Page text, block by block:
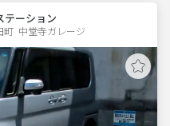
テーション
中堂寺ガレージ